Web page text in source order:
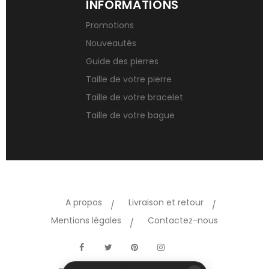
INFORMATIONS
Promotions
Nouveautés
Guide des pierres
Taille de votre pierre
Taille de votre bracelet
Taille de votre bague
A propos
Livraison et retour
Mentions légales
Contactez-nous
FacebookTwitter Pinterest